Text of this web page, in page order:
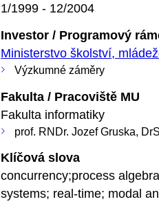
1/1999 - 12/2004
Investor / Programový
Ministerstvo školství,
Výzkumné záměry
Fakulta / Pracoviště MU
Fakulta informatiky
prof. RNDr. Jozef Gruska,
Klíčová slova
concurrency;process
systems; real-time; modal